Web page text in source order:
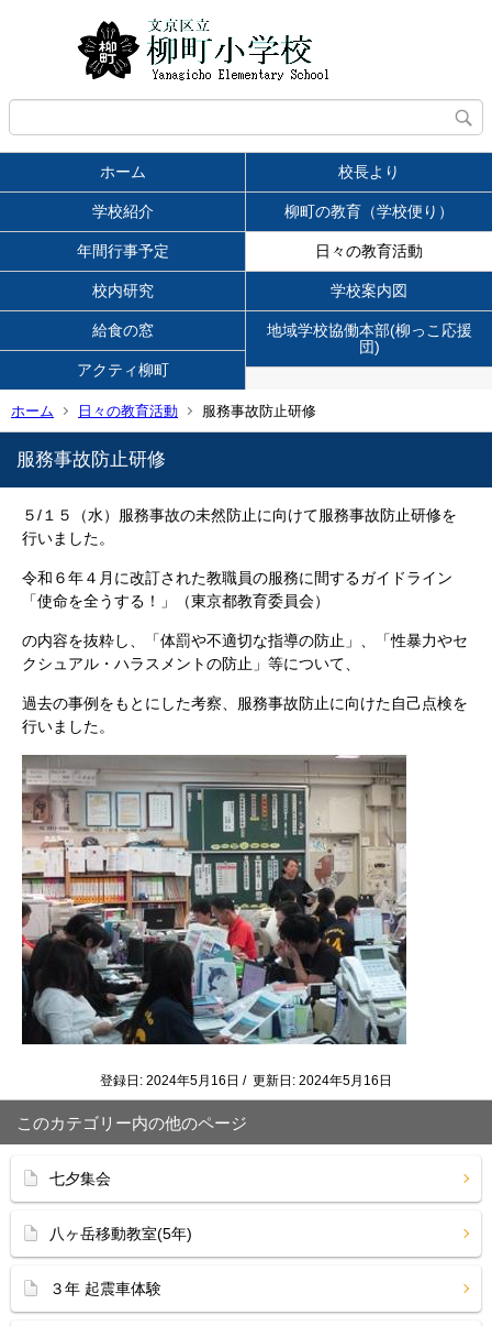
ホーム 校長より
学校紹介 柳町の教育（学校便り）
年間行事予定 日々の教育活動
校内研究 学校案内図
給食の窓
地域学校協働本部(柳っこ応援
団)
アクティ柳町
ホーム 日々の教育活動 服務事故防止研修
服務事故防止研修
５/１５（水）服務事故の未然防止に向けて服務事故防止研修を
行いました。
令和６年４月に改訂された教職員の服務に間するガイドライン
「使命を全うする！」（東京都教育委員会）
の内容を抜粋し、「体罰や不適切な指導の防止」、「性暴力やセ
クシュアル・ハラスメントの防止」等について、
過去の事例をもとにした考察、服務事故防止に向けた自己点検を
行いました。
登録日: 2024年5月16日 / 更新日: 2024年5月16日
このカテゴリー内の他のページ
七夕集会
八ヶ岳移動教室(5年)
３年 起震車体験